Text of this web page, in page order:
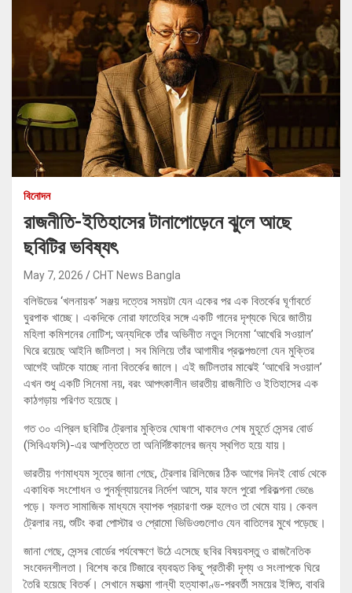
বিনোদন
রাজনীতি-ইতিহাসের টানাপোড়েনে ঝুলে আছে
ছবিটির ভবিষ্যৎ
May 7, 2026 CHT News Bangla
বলিউডের ‘খলনায়ক’ সঞ্জয় দত্তের সময়টা যেন একের পর এক বিতর্কের ঘূর্ণাবর্তে
ঘুরপাক খাচ্ছে। একদিকে নোরা ফাতেহির সঙ্গে একটি গানের দৃশ্যকে ঘিরে জাতীয়
মহিলা কমিশনের নোটিশ; অন্যদিকে তাঁর অভিনীত নতুন সিনেমা ‘আখেরি সওয়াল’
ঘিরে রয়েছে আইনি জটিলতা। সব মিলিয়ে তাঁর আগামীর প্রকল্পগুলো যেন মুক্তির
আগেই আটকে যাচ্ছে নানা বিতর্কের জালে। এই জটিলতার মাঝেই ‘আখেরি সওয়াল’
এখন শুধু একটি সিনেমা নয়, বরং আপৎকালীন ভারতীয় রাজনীতি ও ইতিহাসের এক
কাঠগড়ায় পরিণত হয়েছে।
গত ৩০ এপ্রিল ছবিটির ট্রেলার মুক্তির ঘোষণা থাকলেও শেষ মুহূর্তে সেন্সর বোর্ড
(সিবিএফসি)-এর আপত্তিতে তা অনির্দিষ্টকালের জন্য স্থগিত হয়ে যায়।
ভারতীয় গণমাধ্যম সূত্রে জানা গেছে, ট্রেলার রিলিজের ঠিক আগের দিনই বোর্ড থেকে
একাধিক সংশোধন ও পুনর্মূল্যায়নের নির্দেশ আসে, যার ফলে পুরো পরিকল্পনা ভেঙে
পড়ে। ফলত সামাজিক মাধ্যমে ব্যাপক প্রচারণা শুরু হলেও তা থেমে যায়। কেবল
ট্রেলার নয়, শুটিং করা পোস্টার ও প্রোমো ভিডিওগুলোও যেন বাতিলের মুখে পড়েছে।
জানা গেছে, সেন্সর বোর্ডের পর্যবেক্ষণে উঠে এসেছে ছবির বিষয়বস্তু ও রাজনৈতিক
সংবেদনশীলতা। বিশেষ করে টিজারে ব্যবহৃত কিছু প্রতীকী দৃশ্য ও সংলাপকে ঘিরে
তৈরি হয়েছে বিতর্ক। সেখানে মহাত্মা গান্ধী হত্যাকাণ্ড-পরবর্তী সময়ের ইঙ্গিত, বাবরি